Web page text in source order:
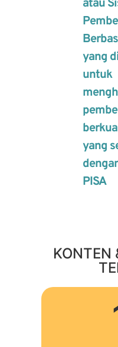
atau
yang
untuk
yang
PISA
KONTEN